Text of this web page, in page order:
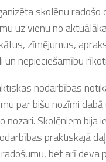
skolēnu
uz vienu no
zīmējumus,
un nepieciešamību
nodarbības
par bišu nozīmi
nozari. Skolēniem
praktiskajā
bet arī deva